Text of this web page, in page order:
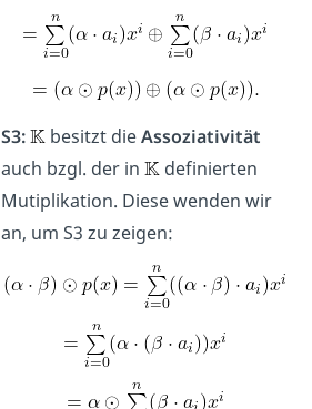
S3: besitzt dieAssoziativität
auch bzgl. der in
definierten
Mutiplikation. Diese wenden wir
an, um S3 zu zeigen: